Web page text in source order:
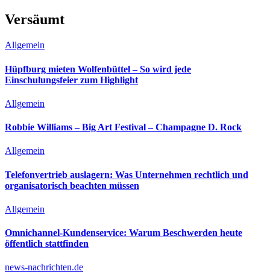
Versäumt
Allgemein
Hüpfburg mieten Wolfenbüttel – So wird jede
Einschulungsfeier zum Highlight
Allgemein
Robbie Williams – Big Art Festival – Champagne D. Rock
Allgemein
Telefonvertrieb auslagern: Was Unternehmen rechtlich und
organisatorisch beachten müssen
Allgemein
Omnichannel-Kundenservice: Warum Beschwerden heute
öffentlich stattfinden
news-nachrichten.de